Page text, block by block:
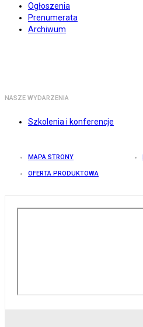
Ogłoszenia
Prenumerata
Archiwum
NASZE WYDARZENIA
Szkolenia i konferencje
MAPA STRONY
OFERTA PRODUKTOWA